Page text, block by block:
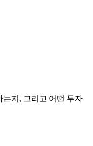
는지, 그리고 어떤 투자